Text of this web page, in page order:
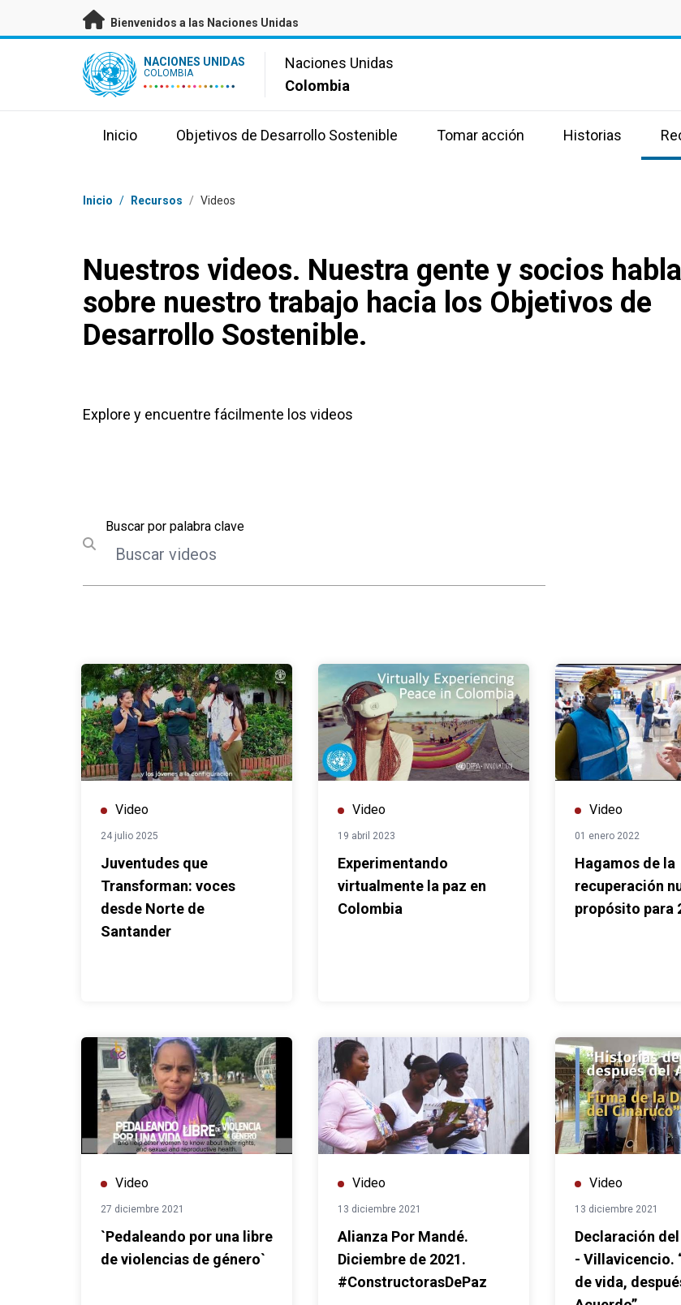
Saltar a contenido principal
Bienvenidos a las Naciones Unidas
UN Logo NACIONES UNIDAS
COLOMBIA
Naciones Unidas
Colombia
Inicio Objetivos de Desarrollo Sostenible Tomar acción Historias
Coordenadas dentro de la ruta de navegación
Inicio / Recursos / Videos
Nuestros videos. Nuestra gente y socios
sobre nuestro trabajo hacia los Objetivos de
Desarrollo Sostenible.
Explore y encuentre fácilmente los videos
Submit search
Buscar por palabra claveBuscar
Video
24 julio 2025
Juventudes que
Transforman: voces
desde Norte de
Santander
Video
19 abril 2023
Experimentando
virtualmente la paz en
Colombia
Video
01 enero 2022
Hagamos de la
recuperación
propósito para
Video
27 diciembre 2021
`Pedaleando por una libre
de violencias de género`
Video
13 diciembre 2021
Alianza Por Mandé.
Diciembre de 2021.
#ConstructorasDePaz
Video
13 diciembre 2021
Declaración
- Villavicencio.
de vida,